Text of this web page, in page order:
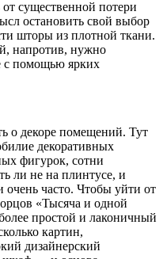
существенной потери
остановить свой выбор
шторы из плотной ткани.
напротив, нужно
с помощью ярких
о декоре помещений. Тут
декоративных
фигурок, сотни
ли не на плинтусе, и
очень часто. Чтобы уйти от
«Тысяча и одной
простой и лаконичный
картин,
дизайнерский